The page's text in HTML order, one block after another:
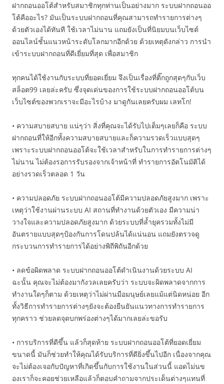
ฝากถอนออโต้สำหรับสมาชิกทุกท่านเป็นอย่างมาก ระบบฝากถอนออ
โต้คืออะไร? มันเป็นระบบฝากถอนที่คุณสามารถทำรายการต่างๆ
ด้วยตัวเองได้ทันที ใช้เวลาไม่นาน แถมยังเป็นที่นิยมบนเว็บไซต์
ออนไลน์ชั้นแนวหน้าระดับโลกมากอีกด้วย ด้วยเหตุดังกล่าว การนำ
เข้าระบบฝากถอนที่ดีเยี่ยมที่สุด เพื่อสมาชิก
ทุกคนได้ใช้งานกับระบบที่ยอดเยี่ยม จึงเป็นเรื่องที่ติ๊กถูกสุดๆกับเว็บ
สล็อต99 เลยล่ะครับ ซึ่งจุดเด่นของการใช้ระบบฝากถอนออโต้บน
เว็บไซต์ของพวกเราจะมีอะไรบ้าง มาดูกันเลยครับผม เลทโก!
• ความสบายสบาย แน่ๆว่า สิ่งที่คุณจะได้รับไปเต็มๆเลยก็คือ ระบบ
ฝากถอนที่ให้อีกทั้งความสบายสบายและก็ความรวดเร็วแบบสุดๆ
เพราะระบบฝากถอนออโต้จะใช้เวลาสำหรับในการทำรายการต่างๆ
ไม่นาน ไม่ต้องรอการรับรองจากเจ้าหน้าที่ ทำรายการอัตโนมัติได้
อย่างรวดเร็วตลอด 1 วัน
• ความปลอดภัย ระบบฝากถอนออโต้มีความปลอดภัยสูงมาก เพราะ
เหตุว่าใช้งานผ่านระบบ AI สถานที่ทำงานด้วยตัวเอง มีความน่า
วางใจและความปลอดภัยสูงมาก ด้วยระบบที่ล้ำยุครวมทั้งไม่มี
อันตรายแบบสุดๆป้องกันการโดนปล้นได้แน่นอน แถมยังตรวจดู
กระบวนการทำรายการได้อย่างพิถีพิถันอีกด้วย
• ลดข้อผิดพลาด ระบบฝากถอนออโต้ดำเนินงานด้วยระบบ AI
ฉะนั้น คุณจะไม่ต้องมากังวลเลยครับว่า ระบบจะผิดพลาดจากการ
ทำงานใดๆก็ตาม ด้วยเหตุว่าไม่ผ่านมือมนุษย์เลยแม้แต่นิดหน่อย อีก
ทั้งวิธีการทำรายการต่างๆยังจะต้องยืนยันแนวทางการทำรายการ
ทุกคราว ช่วยลดจุดบกพร่องต่างๆได้มากเลยล่ะขอรับ
• การบริการที่ดีขึ้น แล้วก็สุดท้าย ระบบฝากถอนออโต้ที่ยอดเยี่ยม
ขนาดนี้ มันก็ช่วยทำให้คุณได้รับบริการที่ดียิ่งขึ้นไปอีก เนื่องจากคุณ
จะไม่ต้องเจอกับปัญหาที่เกิดขึ้นกับการใช้งานในส่วนนี้ แอดไม่นข
องเราก็จะคอยช่วยเหลือแล้วก็ตอบคำถามจากประเด็นต่างๆแทนที่